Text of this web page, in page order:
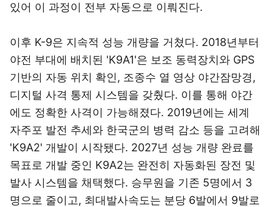
있어 이 과정이 전부 자동으로 이뤄진다.
이후 K-9은 지속적 성능 개량을 거쳤다. 2018년부터
야전 부대에 배치된 'K9A1'은 보조 동력장치와 GPS
기반의 자동 위치 확인, 조종수 열 영상 야간잠망경,
디지털 사격 통제 시스템을 갖췄다. 이를 통해 야간
에도 정확한 사격이 가능해졌다. 2019년에는 세계
자주포 발전 추세와 한국군의 병력 감소 등을 고려해
'K9A2' 개발이 시작됐다. 2027년 성능 개량 완료를
목표로 개발 중인 K9A2는 완전히 자동화된 장전 및
발사 시스템을 채택했다. 승무원을 기존 5명에서 3
명으로 줄이고, 최대발사속도는 분당 6발에서 9발로